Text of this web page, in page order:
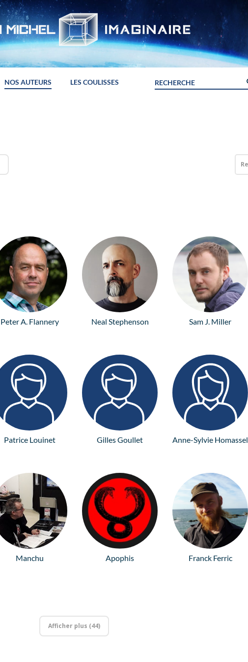
NOS AUTEURS LES COULISSES
Peter A. Flannery Neal Stephenson Sam J. Miller
Patrice Louinet Gilles Goullet Anne-Sylvie Homassel
Manchu Apophis Franck Ferric
Afficher plus (44)